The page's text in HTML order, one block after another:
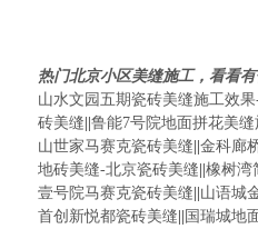
热门北京小区美缝施工，看看
山水文园五期瓷砖美缝施工效
砖美缝 鲁能7号院地面拼花美
山世家马赛克瓷砖美缝 金科廊
地砖美缝-北京瓷砖美缝 橡树湾
壹号院马赛克瓷砖美缝 山语城
首创新悦都瓷砖美缝
国瑞城地